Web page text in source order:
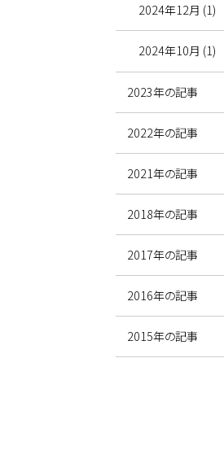
2024年12月 (1)
2024年10月 (1)
2023年の記事
2022年の記事
2021年の記事
2018年の記事
2017年の記事
2016年の記事
2015年の記事